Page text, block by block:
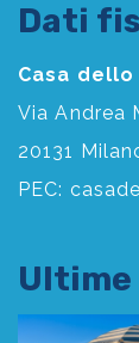
Dati
Casa
Via Andrea
20131
PEC:
Ultime